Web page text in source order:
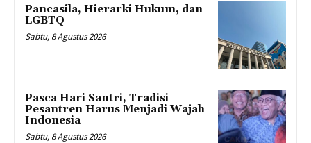
Pancasila, Hierarki Hukum, dan
LGBTQ
Sabtu, 8 Agustus 2026
Pasca Hari Santri, Tradisi
Pesantren Harus Menjadi Wajah
Indonesia
Sabtu, 8 Agustus 2026